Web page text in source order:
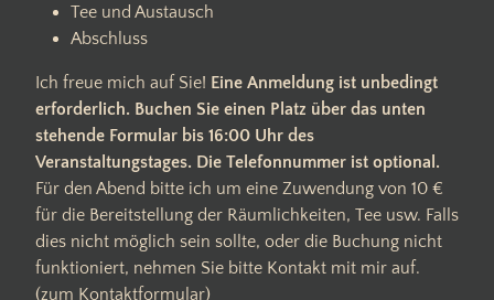
Tee und Austausch
Abschluss
Ich freue mich auf Sie! Eine Anmeldung ist unbedingt
erforderlich. Buchen Sie einen Platz über das unten
stehende Formular bis 16:00 Uhr des
Veranstaltungstages. Die Telefonnummer ist optional.
Für den Abend bitte ich um eine Zuwendung von 10 €
für die Bereitstellung der Räumlichkeiten, Tee usw. Falls
dies nicht möglich sein sollte, oder die Buchung nicht
funktioniert, nehmen Sie bitte Kontakt mit mir auf.
(zum Kontaktformular)